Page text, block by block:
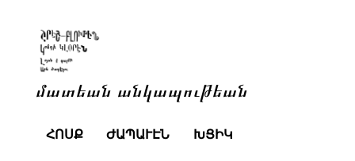
մատեան անկապութեան
ՀՈՍՔ ԺԱՊԱՒԷՆ ԽՑԻԿ